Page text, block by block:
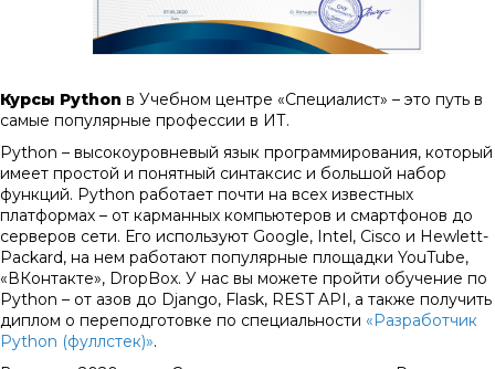
Курсы Python в Учебном центре «Специалист» – это путь в
самые популярные профессии в ИТ.
Python – высокоуровневый язык программирования, который
имеет простой и понятный синтаксис и большой набор
функций. Python работает почти на всех известных
платформах – от карманных компьютеров и смартфонов до
серверов сети. Его используют Google, Intel, Cisco и Hewlett-
Packard, на нем работают популярные площадки YouTube,
«ВКонтакте», DropBox. У нас вы можете пройти обучение по
Python – от азов до Django, Flask, REST API, а также получить
диплом о переподготовке по специальности «Разработчик
Python (фуллстек)».